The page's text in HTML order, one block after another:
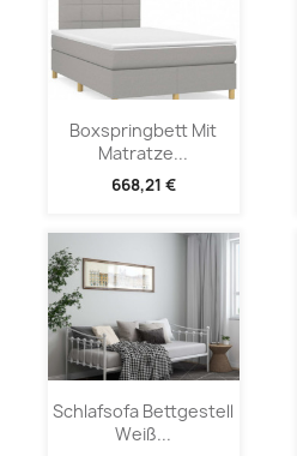
Boxspringbett Mit
Matratze...
668,21 €
Schlafsofa Bettgestell
Weiß...